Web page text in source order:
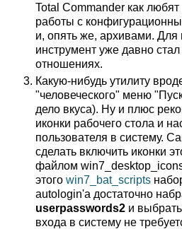
Total Commander как
работы с
и, опять же, архивами. Для
инструмент уже давно
отношениях.
Какую-нибудь утилиту
"человеческого" меню
дело вкуса). Ну и плюс
иконки рабочего стола и
пользователя в систему.
сделать включить иконки
файлом
этого win7_bat_scripts
autologin'а достаточно
userpasswords2 и
входа в систему не